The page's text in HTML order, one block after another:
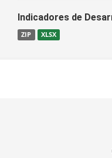
Indicadores de
ZIP XLSX